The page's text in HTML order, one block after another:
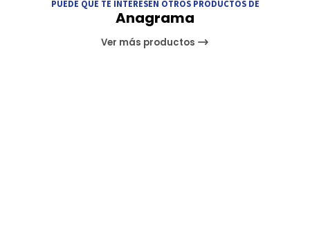
PUEDE QUE TE INTERESEN OTROS PRODUCTOS DE
Anagrama
Ver más productos